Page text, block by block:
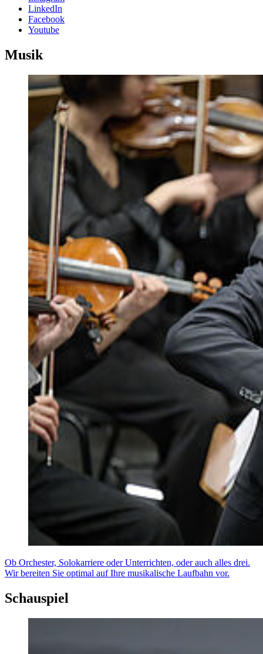
LinkedIn
Facebook
Youtube
Musik
Ob Orchester, Solokarriere oder Unterrichten, oder auch alles drei.
Wir bereiten Sie optimal auf Ihre musikalische Laufbahn vor.
Schauspiel